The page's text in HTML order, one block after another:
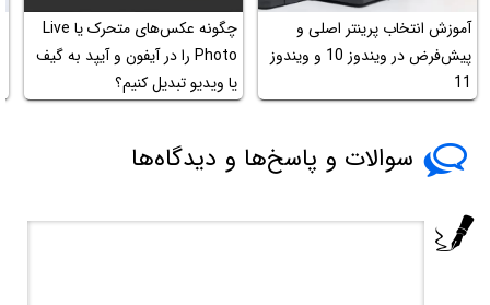
آموزش انتخاب پرینتر اصلی و
پیش‌فرض در ویندوز 10 و ویندوز
11
چگونه عکس‌های متحرک یا Live
Photo را در آیفون و آیپد به گیف
یا ویدیو تبدیل کنیم؟
سوالات و پاسخ‌ها و دیدگاه‌ها